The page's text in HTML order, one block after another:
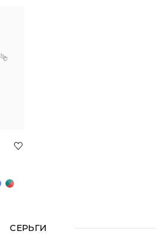
СЕРЬГИ